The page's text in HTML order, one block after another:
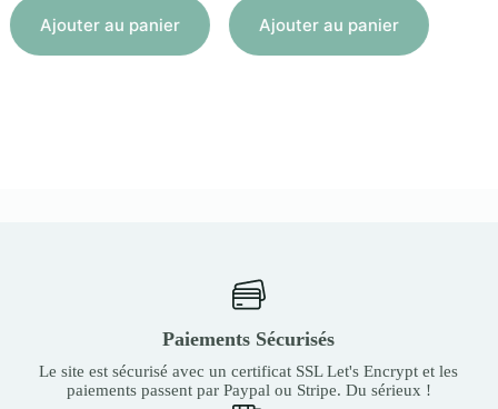
Ajouter au panier Ajouter au panier
Paiements Sécurisés
Le site est sécurisé avec un certificat SSL Let's Encrypt et les
paiements passent par Paypal ou Stripe. Du sérieux !